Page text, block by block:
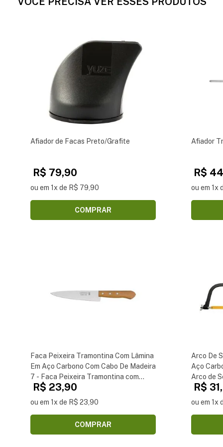
Afiador de Facas Preto/Grafite
R$ 79,90
ou em 1x de R$ 79,90
COMPRAR
Afiador
R$
ou em 1x
Faca Peixeira Tramontina Com Lâmina
Em Aço Carbono Com Cabo De Madeira
7 - Faca Peixeira Tramontina com
Lâmina em Aço Carbono com Cabo de
Madeira 7
R$ 23,90
ou em 1x de R$ 23,90
COMPRAR
Arco De
Aço
Arco de
Aço
R$
ou em 1x